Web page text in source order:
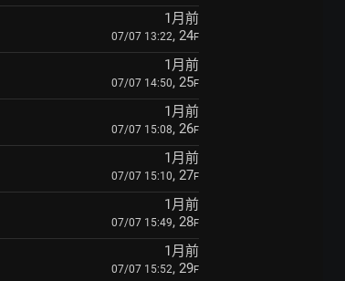
1月前
07/07 13:22, 24F
1月前
07/07 14:50, 25F
1月前
07/07 15:08, 26F
1月前
07/07 15:10, 27F
1月前
07/07 15:49, 28F
1月前
07/07 15:52, 29F